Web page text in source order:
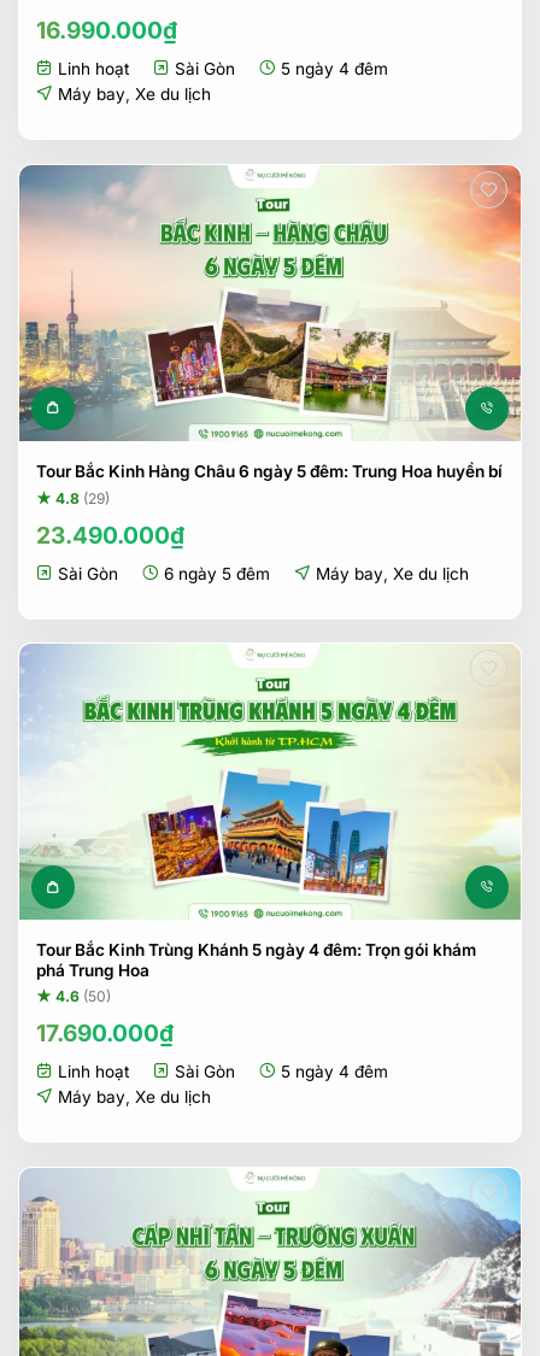
16.990.000₫
Linh hoạt Sài Gòn
5 ngày 4 đêm
Máy bay, Xe du lịch
Tour Bắc Kinh Hàng Châu 6 ngày 5 đêm: Trung Hoa huyền bí
★ 4.8 (29)
23.490.000₫
Sài Gòn 6 ngày 5 đêm Máy bay Xe du lịch
Tour Bắc Kinh Trùng Khánh 5 ngày 4 đêm: Trọn gói khám
phá Trung Hoa
★ 4.6 (50)
17.690.000₫
Linh hoạt Sài Gòn
5 ngày 4 đêm
Máy bay, Xe du lịch